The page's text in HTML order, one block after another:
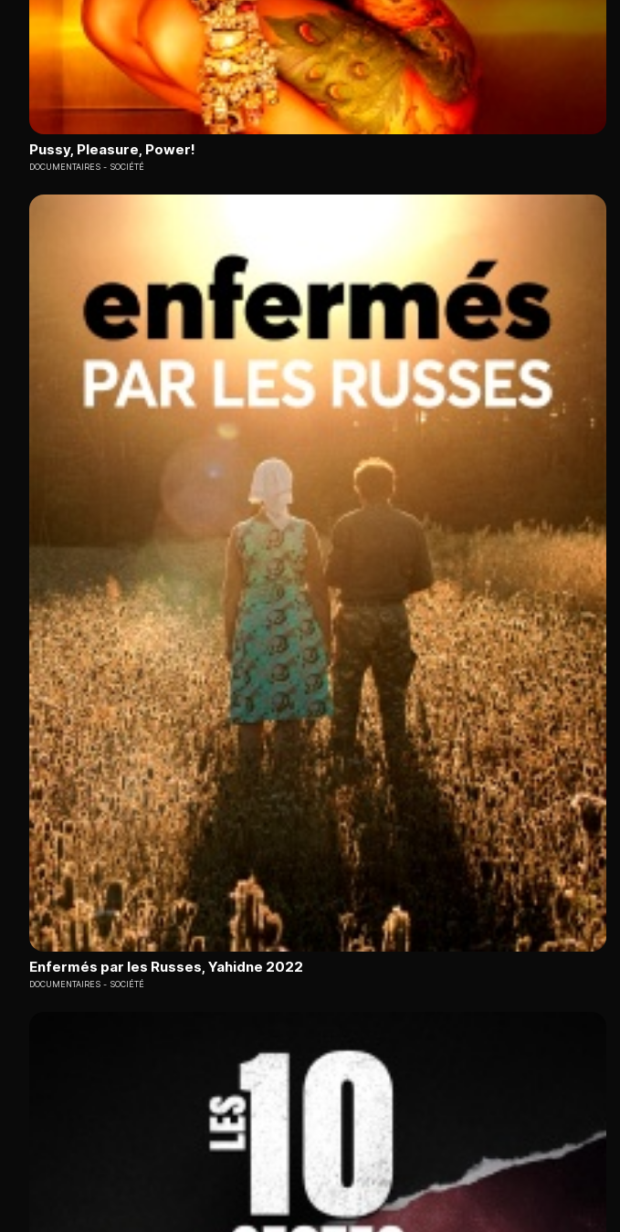
Pussy, Pleasure, Power!
DOCUMENTAIRES SOCIÉTÉ
Enfermés par les Russes, Yahidne 2022
DOCUMENTAIRES SOCIÉTÉ